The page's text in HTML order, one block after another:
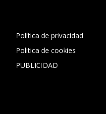
Política de privacidad
Politica de cookies
PUBLICIDAD